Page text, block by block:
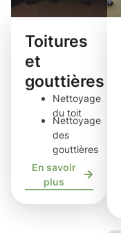
Toitures
et
gouttières
Nettoyage
du toit
Nettoyage
des
gouttières
En savoir
plus